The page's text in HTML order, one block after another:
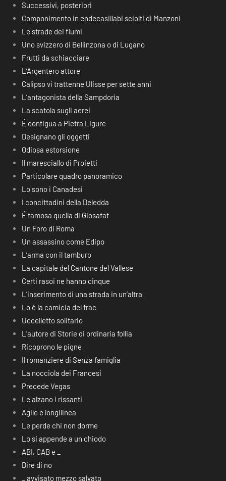
Successivi, posteriori
Componimento in endecasillabi sciolti di Manzoni
Le strade dei fiumi
Uno svizzero di Bellinzona o di Lugano
Frutti da schiacciare
L’Argentero attore
Calipso vi trattenne Ulisse per sette anni
L’antagonista della Sampdoria
La scatola sugli aerei
É contigua a Pietra Ligure
Designano gli oggetti
Odiosa estorsione
Il maresciallo di Proietti
Particolare quadro panoramico
Lo sono i Canadesi
I concittadini della Deledda
É famosa quella di Giosafat
Un Foro di Roma
Un assassino come Edipo
L’arma con il tamburo
La capitale del Cantone del Vallese
Certi rasoi ne hanno cinque
L’inserimento di una strada in un’altra
Lo è la camicia del frac
Uccelletto solitario
L’autore di Storie di ordinaria follia
Ricoprono le pigne
Il romanziere di Senza famiglia
La nocciola dei Francesi
Precede Vegas
Le alzano i rissanti
Agile e longilinea
Le perde chi non dorme
Lo si appende a un chiodo
ABI, CAB e _
Dire di no
_ avvisato mezzo salvato